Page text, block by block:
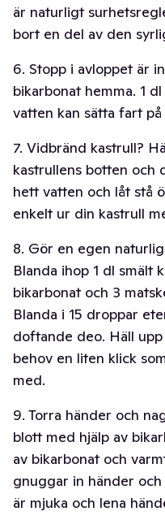
är naturligt
bort en del av den
6. Stopp i avloppet är
bikarbonat hemma. 1
vatten kan sätta fart
7. Vidbränd kastrull?
kastrullens botten och
hett vatten och låt stå
enkelt ur din kastrull
8. Gör en egen
Blanda ihop 1 dl smält
bikarbonat och 3
Blanda i 15 droppar
doftande deo. Häll
behov en liten klick
med.
9. Torra händer och
blott med hjälp av
av bikarbonat och
gnuggar in händer
är mjuka och lena